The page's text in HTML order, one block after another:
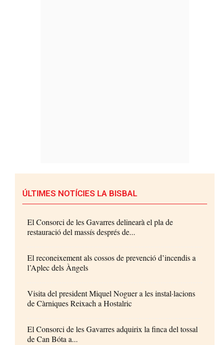
ÚLTIMES NOTÍCIES LA BISBAL
El Consorci de les Gavarres delinearà el pla de
restauració del massís després de...
El reconeixement als cossos de prevenció d’incendis a
l’Aplec dels Àngels
Visita del president Miquel Noguer a les instal·lacions
de Càrniques Reixach a Hostalric
El Consorci de les Gavarres adquirix la finca del tossal
de Can Bóta a...